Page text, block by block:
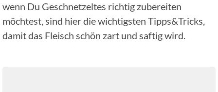
wenn Du Geschnetzeltes richtig zubereiten
möchtest, sind hier die wichtigsten Tipps&Tricks,
damit das Fleisch schön zart und saftig wird.